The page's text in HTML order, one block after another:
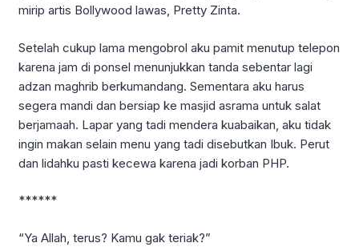
mirip artis Bollywood lawas, Pretty Zinta.
Setelah cukup lama mengobrol aku pamit menutup telepon
karena jam di ponsel menunjukkan tanda sebentar lagi
adzan maghrib berkumandang. Sementara aku harus
segera mandi dan bersiap ke masjid asrama untuk salat
berjamaah. Lapar yang tadi mendera kuabaikan, aku tidak
ingin makan selain menu yang tadi disebutkan Ibuk. Perut
dan lidahku pasti kecewa karena jadi korban PHP.
******
“Ya Allah, terus? Kamu gak teriak?”